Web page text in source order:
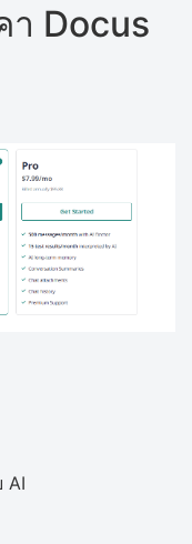
Docus
AI